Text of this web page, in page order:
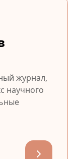
журнал,
научного